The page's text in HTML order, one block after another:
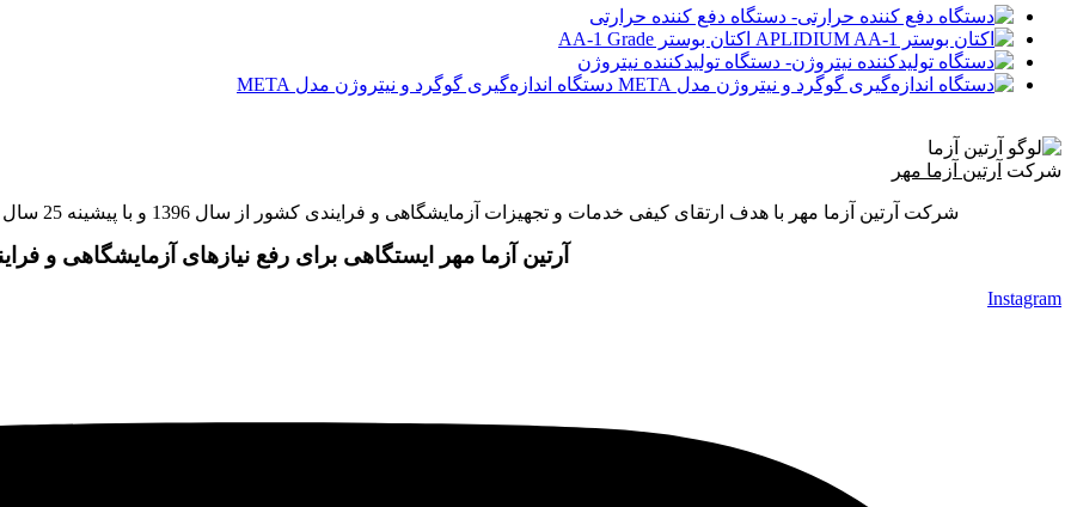
دستگاه دفع کننده‌ حرارتی
اکتان‌ بوستر AA-1 Grade
دستگاه تولیدکننده نیتروژن
دستگاه اندازه‌گیری گوگرد‌ و نیتروژن مدل META
شرکت آرتین آزما مهر
شرکت آرتین آزما مهر با هدف ارتقای کیفی خدمات و تجهیزات آزمایشگاهی و فرایندی کشور از سال 1396 و با پیشینه 25 سال سابقه در بازار اوراسیا کار خود را با این شعار آغاز نمود:
آرتین آزما مهر ایستگاهی برای رفع نیازهای آزمایشگاهی و
Instagram